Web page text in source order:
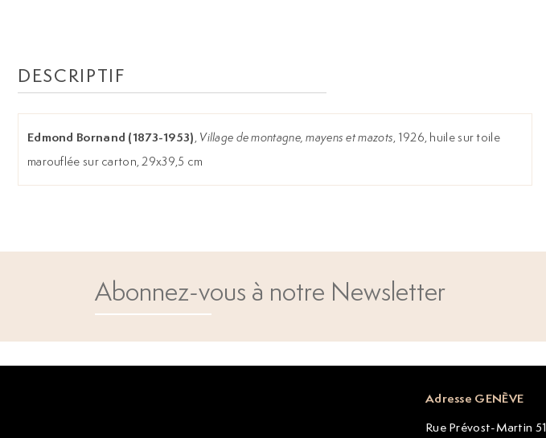
DESCRIPTIF
Edmond Bornand (1873-1953), Village de montagne, mayens et mazots, 1926, huile sur toile
marouflée sur carton, 29x39,5 cm
Abonnez-vous à notre Newsletter
Adresse GENÈVE
Rue Prévost-Martin 51